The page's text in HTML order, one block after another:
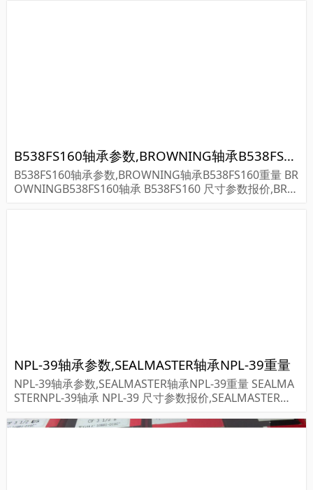
B538FS160轴承参数,BROWNING轴承B538FS160重量
B538FS160轴承参数,BROWNING轴承B538FS160重量 BR
OWNINGB538FS160轴承 B538FS160 尺寸参数报价,BRO
NPL-39轴承参数,SEALMASTER轴承NPL-39重量
NPL-39轴承参数,SEALMASTER轴承NPL-39重量 SEALMA
STERNPL-39轴承 NPL-39 尺寸参数报价,SEALMASTER轴